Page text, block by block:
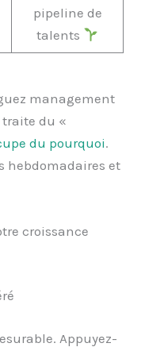
pipeline de
talents
management
du «
du pourquoi.
hebdomadaires et
croissance
Appuyez-